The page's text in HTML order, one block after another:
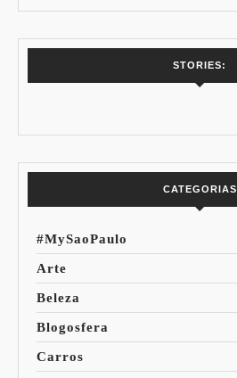
STORIES:
15% de
CATEGORIAS
#MySaoPaulo
Arte
Beleza
Blogosfera
Carros